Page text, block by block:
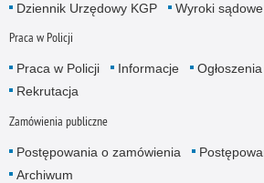
Dziennik Urzędowy KGP Wyroki sądowe
Praca w Policji
Praca w Policji Informacje Ogłoszenia
Rekrutacja
Zamówienia publiczne
Postępowania o zamówienia
Archiwum